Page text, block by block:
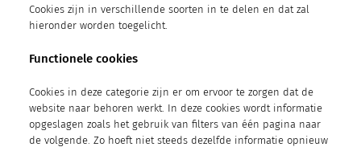
Cookies zijn in verschillende soorten in te delen en dat zal
hieronder worden toegelicht.
Functionele cookies
Cookies in deze categorie zijn er om ervoor te zorgen dat de
website naar behoren werkt. In deze cookies wordt informatie
opgeslagen zoals het gebruik van filters van één pagina naar
de volgende. Zo hoeft niet steeds dezelfde informatie opnieuw